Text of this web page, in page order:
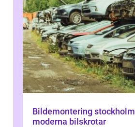
Bildemontering stockholm så fungerar
moderna bilskrotar